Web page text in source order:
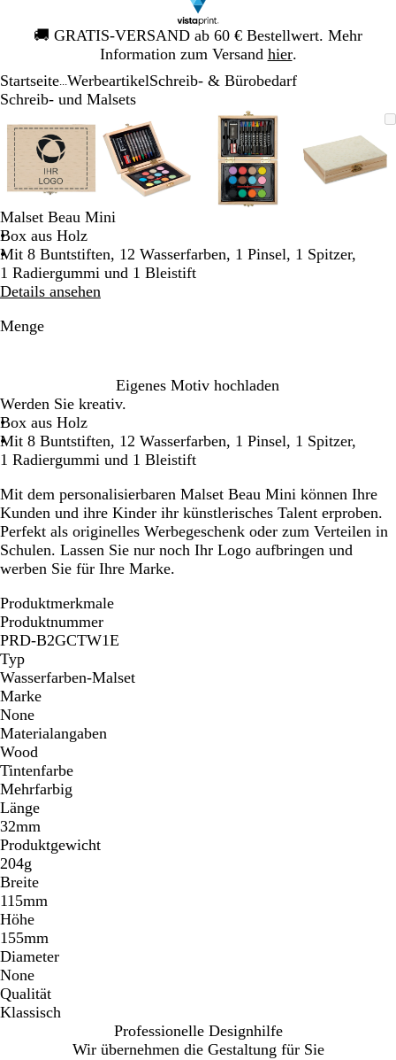
🚚 GRATIS-VERSAND ab 60 € Bestellwert. Mehr
Information zum Versand hier.
Galeriebild
1
Startseite WerbeartikelSchreib- & Bürobedarf
Schreib- und Malsets
Vergrößer-/verkleinerbares
Bild
auf
Minimum
zum
Vergrößern
Sie
die
Tasten
+
und
zum
Zoomen
und
die
Vergrößer-/verkleinerbares
Bild
Zoom
auf
Minimum
Klicken
zum
Vergrößern
Verwenden
Sie
die
Tasten
+
zum
Zoomen
Vergrößer-/
Bild
Zoom
auf
Minimum
Klicken
zum
Vergrößern
Verwenden
Sie
die
Tasten
+
und
zum
Zoomen
Bild
auf
Klicken
zum
Sie
Tasten
von
Malset Beau Mini
Box aus Holz
Mit 8 Buntstiften, 12 Wasserfarben, 1 Pinsel, 1 Spitzer,
1 Radiergummi und 1 Bleistift
Details ansehen
Menge
Eigenes Motiv hochladen
Werden Sie kreativ.
Box aus Holz
Mit 8 Buntstiften, 12 Wasserfarben, 1 Pinsel, 1 Spitzer,
1 Radiergummi und 1 Bleistift
Mit dem personalisierbaren Malset Beau Mini können Ihre
Kunden und ihre Kinder ihr künstlerisches Talent erproben.
Perfekt als originelles Werbegeschenk oder zum Verteilen in
Schulen. Lassen Sie nur noch Ihr Logo aufbringen und
werben Sie für Ihre Marke.
Produktmerkmale
Produktnummer
PRD-B2GCTW1E
Typ
Wasserfarben-Malset
Marke
None
Materialangaben
Wood
Tintenfarbe
Mehrfarbig
Länge
32mm
Produktgewicht
204g
Breite
115mm
Höhe
155mm
Diameter
None
Qualität
Klassisch
Professionelle Designhilfe
Wir übernehmen die Gestaltung für Sie